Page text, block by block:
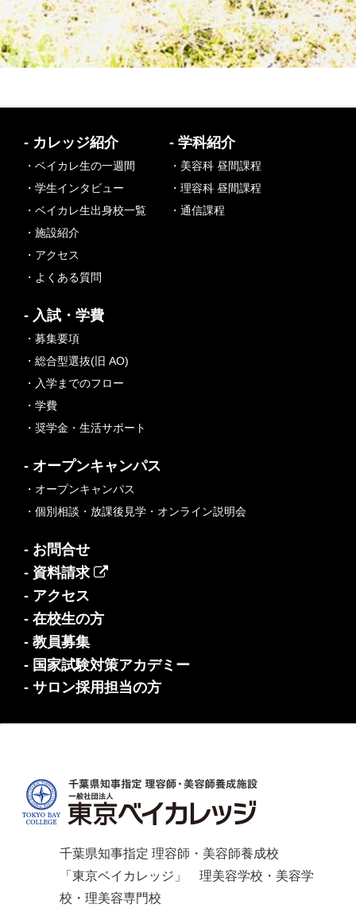
- カレッジ紹介
・ベイカレ生の一週間
・学生インタビュー
・ベイカレ生出身校一覧
・施設紹介
・アクセス
・よくある質問
- 学科紹介
・美容科 昼間課程
・理容科 昼間課程
・通信課程
- 入試・学費
・募集要項
・総合型選抜(旧 AO)
・入学までのフロー
・学費
・奨学金・生活サポート
- オープンキャンパス
・オープンキャンパス
・個別相談・放課後見学・オンライン説明会
- お問合せ
- 資料請求
- アクセス
- 在校生の方
- 教員募集
- 国家試験対策アカデミー
- サロン採用担当の方
千葉県知事指定 理容師・美容師養成校
「東京ベイカレッジ」 理美容学校・美容学
校・理美容専門校